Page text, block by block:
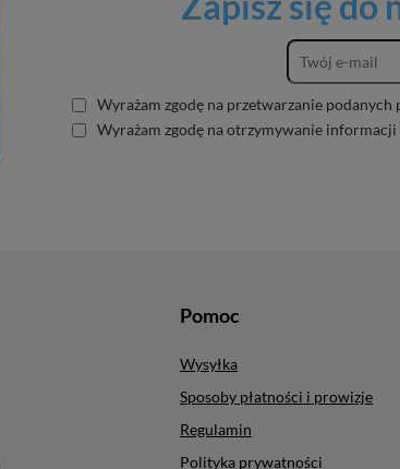
Wyrażam zgodę na przetwarzanie
Wyrażam zgodę na otrzymywanie
Pomoc
Wysyłka
Sposoby płatności i prowizje
Regulamin
Polityka prywatności